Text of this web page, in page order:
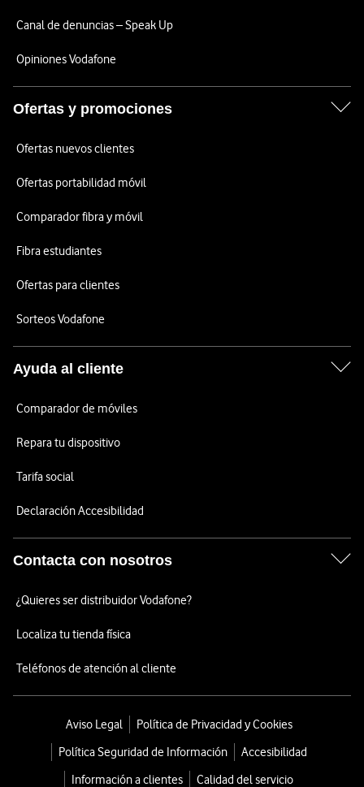
Canal de denuncias – Speak Up
Opiniones Vodafone
Ofertas y promociones
Ofertas nuevos clientes
Ofertas portabilidad móvil
Comparador fibra y móvil
Fibra estudiantes
Ofertas para clientes
Sorteos Vodafone
Ayuda al cliente
Comparador de móviles
Repara tu dispositivo
Tarifa social
Declaración Accesibilidad
Contacta con nosotros
¿Quieres ser distribuidor Vodafone?
Localiza tu tienda física
Teléfonos de atención al cliente
Aviso Legal
Política de Privacidad y Cookies
Política Seguridad de Información
Accesibilidad
Información a clientes
Calidad del servicio